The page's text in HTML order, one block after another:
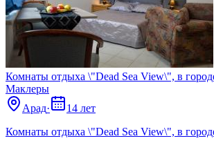
Комнаты отдыха \"Dead Sea View\", в
Маклеры
Арад·
14 лет
Комнаты отдыха \"Dead Sea View\", в